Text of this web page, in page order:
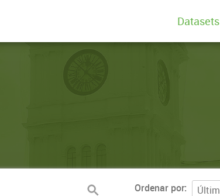
Datasets
Ordenar por